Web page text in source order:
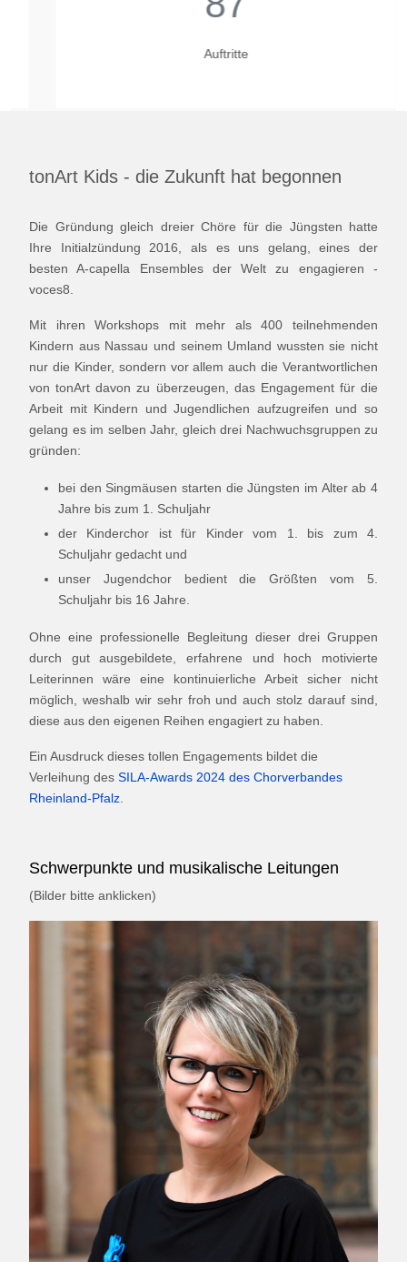
Auftritte
tonArt Kids - die Zukunft hat begonnen
Die Gründung gleich dreier Chöre für die Jüngsten hatte
Ihre Initialzündung 2016, als es uns gelang, eines der
besten A-capella Ensembles der Welt zu engagieren -
voces8.
Mit ihren Workshops mit mehr als 400 teilnehmenden
Kindern aus Nassau und seinem Umland wussten sie nicht
nur die Kinder, sondern vor allem auch die Verantwortlichen
von tonArt davon zu überzeugen, das Engagement für die
Arbeit mit Kindern und Jugendlichen aufzugreifen und so
gelang es im selben Jahr, gleich drei Nachwuchsgruppen zu
gründen:
bei den Singmäusen starten die Jüngsten im Alter ab 4
Jahre bis zum 1. Schuljahr
der Kinderchor ist für Kinder vom 1. bis zum 4.
Schuljahr gedacht und
unser Jugendchor bedient die Größten vom 5.
Schuljahr bis 16 Jahre.
Ohne eine professionelle Begleitung dieser drei Gruppen
durch gut ausgebildete, erfahrene und hoch motivierte
Leiterinnen wäre eine kontinuierliche Arbeit sicher nicht
möglich, weshalb wir sehr froh und auch stolz darauf sind,
diese aus den eigenen Reihen engagiert zu haben.
Ein Ausdruck dieses tollen Engagements bildet die
Verleihung des SILA-Awards 2024 des Chorverbandes
Rheinland-Pfalz
Schwerpunkte und musikalische Leitungen
(Bilder bitte anklicken)